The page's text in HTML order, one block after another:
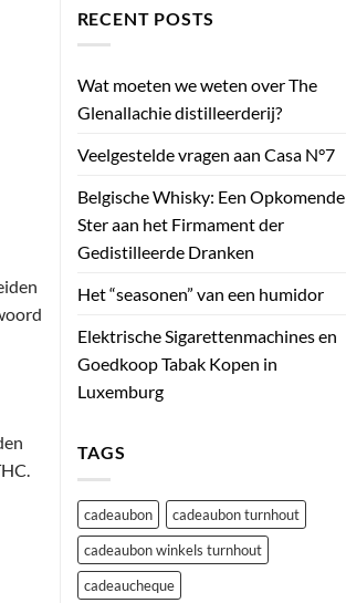
RECENT POSTS
Wat moeten we weten over The
Glenallachie distilleerderij?
Veelgestelde vragen aan Casa N°7
Belgische Whisky: Een Opkomende
Ster aan het Firmament der
Gedistilleerde Dranken
Het “seasonen” van een humidor
Elektrische Sigarettenmachines en
Goedkoop Tabak Kopen in
Luxemburg
TAGS
cadeaubon
cadeaubon turnhout
cadeaubon winkels turnhout
cadeaucheque